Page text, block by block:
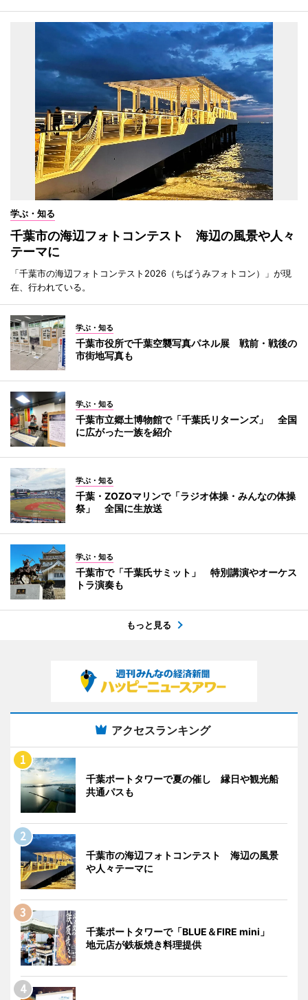
学ぶ・知る
千葉市の海辺フォトコンテスト 海辺の風景や人々
テーマに
「千葉市の海辺フォトコンテスト2026（ちばうみフォトコン）」が現
在、行われている。
学ぶ・知る
千葉市役所で千葉空襲写真パネル展 戦前・戦後の
市街地写真も
学ぶ・知る
千葉市立郷土博物館で「千葉氏リターンズ」 全国
に広がった一族を紹介
学ぶ・知る
千葉・ZOZOマリンで「ラジオ体操・みんなの体操
祭」 全国に生放送
学ぶ・知る
千葉市で「千葉氏サミット」 特別講演やオーケス
トラ演奏も
もっと見る
アクセスランキング
千葉ポートタワーで夏の催し 縁日や観光船
共通パスも
千葉市の海辺フォトコンテスト 海辺の風景
や人々テーマに
千葉ポートタワーで「BLUE＆FIRE mini」
地元店が鉄板焼き料理提供